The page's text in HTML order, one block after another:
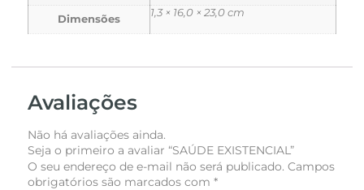
Dimensões
1,3 × 16,0 × 23,0 cm
Avaliações
Não há avaliações ainda.
Seja o primeiro a avaliar “SAÚDE EXISTENCIAL”
O seu endereço de e-mail não será publicado. Campos
obrigatórios são marcados com *